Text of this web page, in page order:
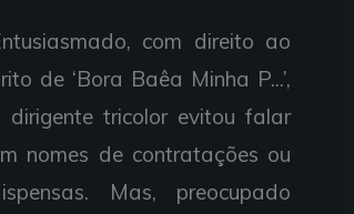
com direito ao
de ‘Bora Baêa Minha P...’,
dirigente tricolor evitou falar
nomes de contratações ou
Mas, preocupado